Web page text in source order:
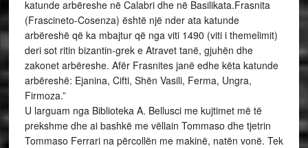
katunde arbëreshe në Calabri dhe në Basilikata.Frasnita
(Frascineto-Cosenza) është një nder ata katunde
arbëreshë që ka mbajtur që nga viti 1490 (viti i themelimit)
deri sot ritin bizantin-grek e Atravet tanë, gjuhën dhe
zakonet arbëreshe. Afër Frasnites janë edhe këta katunde
arbëreshë: Ejanina, Cifti, Shën Vasili, Ferma, Ungra,
Firmoza.”
U larguam nga Biblioteka A. Bellusci me kujtimet më të
prekshme dhe ai bashkë me vëllain Tommaso dhe tjetrin
Tommaso Ferrari na përcollën me makinë, natën vonë. Tek